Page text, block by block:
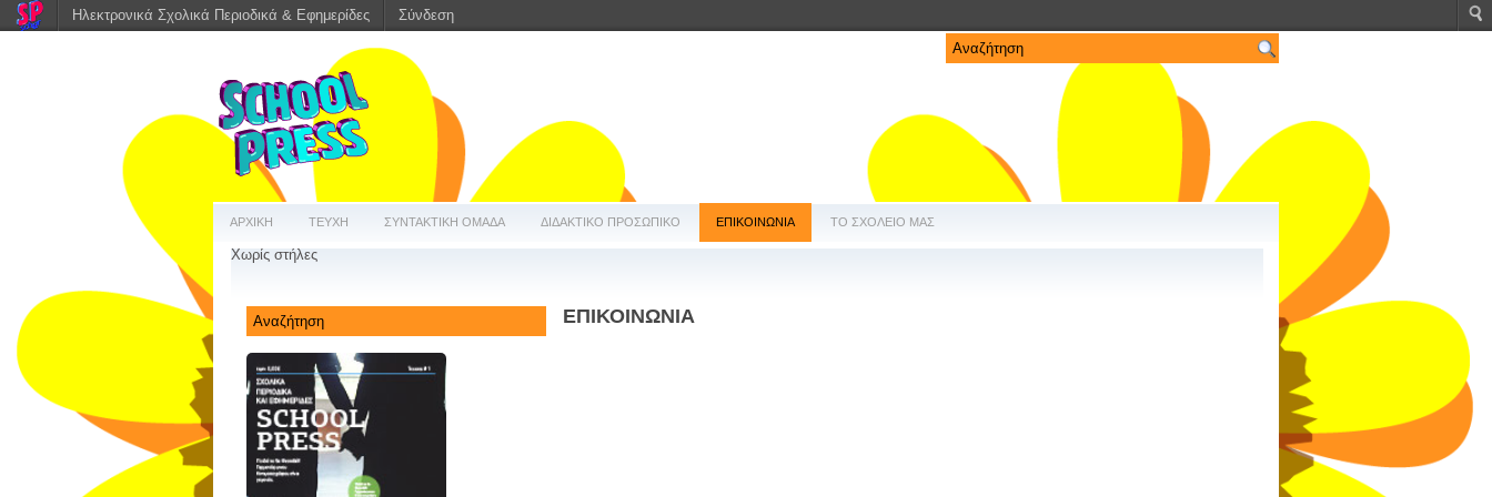
ΑΡΧΙΚΗ ΤΕΥΧΗ ΣΥΝΤΑΚΤΙΚΗ ΟΜΑΔΑ ΔΙΔΑΚΤΙΚΟ ΠΡΟΣΩΠΙΚΟ ΕΠΙΚΟΙΝΩΝΙΑ ΤΟ ΣΧΟΛΕΙΟ ΜΑΣ
Χωρίς στήλες
ΕΠΙΚΟΙΝΩΝΙΑ
Ηλεκτρονικά Σχολικά Περιοδικά & Εφημερίδες Σύνδεση